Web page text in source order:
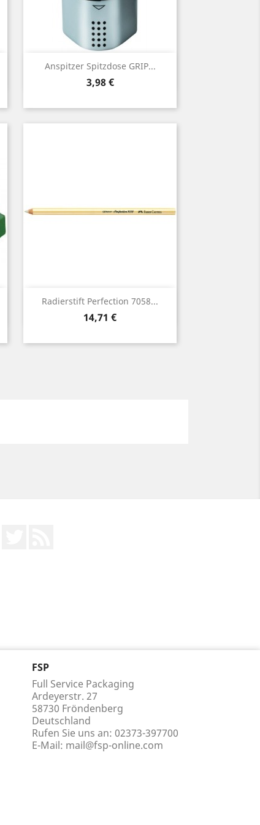
Anspitzer Spitzdose GRIP...
Preis
3,98 €
Vorschau
Radierstift Perfection 7058...
Preis
14,71 €
Vorschau
FSP
Full Service Packaging
Ardeyerstr. 27
58730 Fröndenberg
Deutschland
Rufen Sie uns an: 02373-397700
E-Mail: mail@fsp-online.com